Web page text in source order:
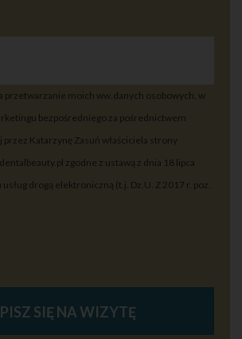
przetwarzanie moich ww.danych osobowych, w
bezpośredniego za pośrednictwem
Katarzynę Zasuń właściciela strony
zgodne z ustawą z dnia 18 lipca
drogą elektroniczną (t.j. Dz.U. Z 2017 r. poz.